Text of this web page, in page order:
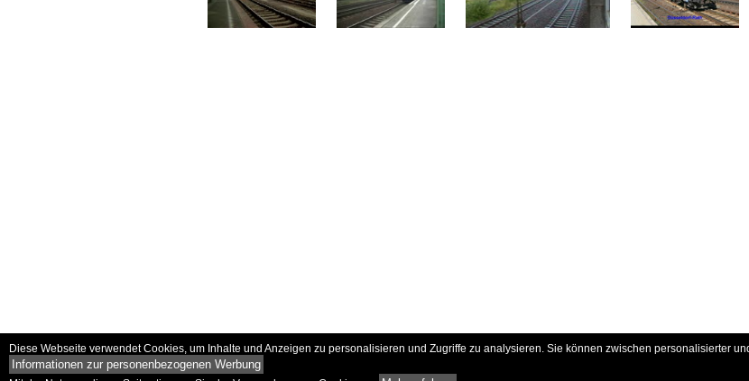
Diese Webseite verwendet Cookies, um Inhalte und Anzeigen zu personalisieren und Zugriffe zu analysieren. Sie können zwischen personalisierter
Informationen zur personenbezogenen Werbung